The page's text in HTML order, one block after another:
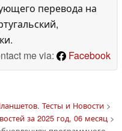
перевода на
me via:
Facebook
Тесты и Новости>
за 2025 год, 06 месяц >